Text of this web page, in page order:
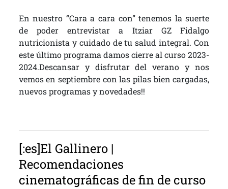
En nuestro “Cara a cara con” tenemos la suerte
de poder entrevistar a Itziar GZ Fidalgo
nutricionista y cuidado de tu salud integral. Con
este último programa damos cierre al curso 2023-
2024.Descansar y disfrutar del verano y nos
vemos en septiembre con las pilas bien cargadas,
nuevos programas y novedades!!
[:es]El Gallinero |
Recomendaciones
cinematográficas de fin de curso